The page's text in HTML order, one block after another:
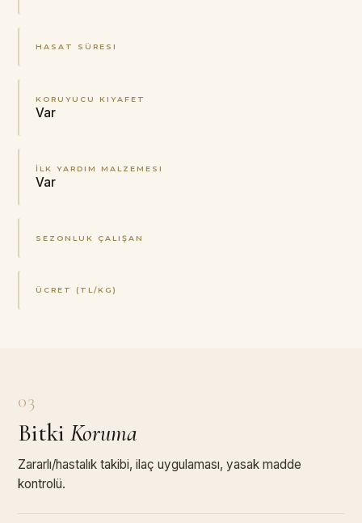
HASAT SÜRESI
KORUYUCU KIYAFET
Var
İLK YARDIM MALZEMESI
Var
SEZONLUK ÇALIŞAN
ÜCRET (TL/KG)
03
Bitki Koruma
Zararlı/hastalık takibi, ilaç uygulaması, yasak madde
kontrolü.